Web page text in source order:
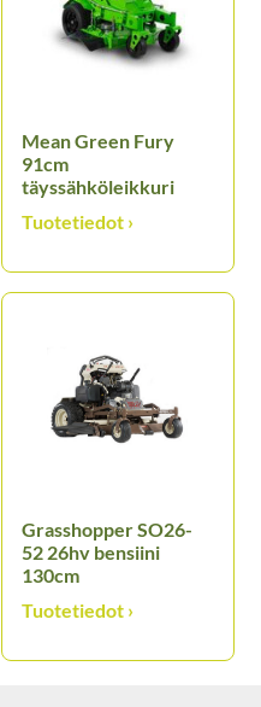
Mean Green Fury
91cm
täyssähköleikkuri
Grasshopper SO26-
52 26hv bensiini
130cm